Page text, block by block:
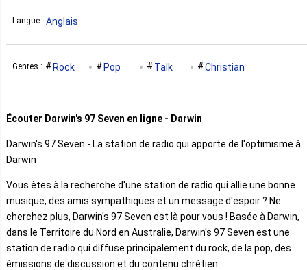
Langue : Anglais
Genres : Rock Pop Talk Christian
Écouter Darwin's 97 Seven en ligne - Darwin
Darwin's 97 Seven - La station de radio qui apporte de l'optimisme à
Darwin
Vous êtes à la recherche d'une station de radio qui allie une bonne
musique, des amis sympathiques et un message d'espoir ? Ne
cherchez plus, Darwin's 97 Seven est là pour vous ! Basée à Darwin,
dans le Territoire du Nord en Australie, Darwin's 97 Seven est une
station de radio qui diffuse principalement du rock, de la pop, des
émissions de discussion et du contenu chrétien.